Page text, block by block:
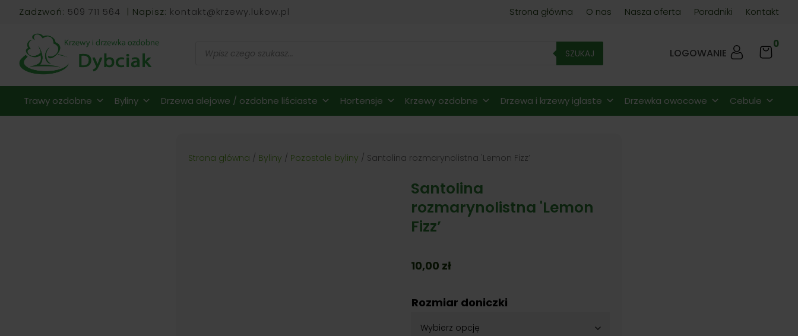
Zadzwoń: 509 711 564 | Napisz: kontakt@krzewy.lukow.pl Strona główna O nas Nasza oferta Poradniki Kontakt
produktów SZUKAJ LOGOWANIE
0
Trawy ozdobne Byliny Drzewa alejowe / ozdobne liściaste Hortensje Krzewy ozdobne Drzewa i krzewy iglaste Drzewka owocowe Cebule
Strona główna / Byliny / Pozostałe byliny / Santolina rozmarynolistna 'Lemon Fizz’
Santolina
rozmarynolistna 'Lemon
Fizz’
10,00 zł
Rozmiar doniczki